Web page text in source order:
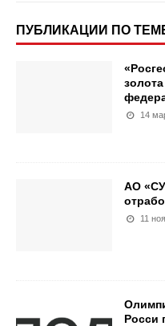
ПУБЛИКАЦИИ ПО
14
АО
11
Росси